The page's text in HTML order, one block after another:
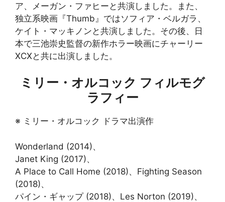
ア、メーガン・ファヒーと共演しました。また、
独立系映画『Thumb』ではソフィア・ベルガラ、
ケイト・マッキノンと共演しました。その後、日
本で三池崇史監督の新作ホラー映画にチャーリー
XCXと共に出演しました。
ミリー・オルコック フィルモグ
ラフィー
※ ミリー・オルコック ドラマ出演作
Wonderland (2014)、
Janet King (2017)、
A Place to Call Home (2018)、Fighting Season
(2018)、
パイン・ギャップ (2018)、Les Norton (2019)、